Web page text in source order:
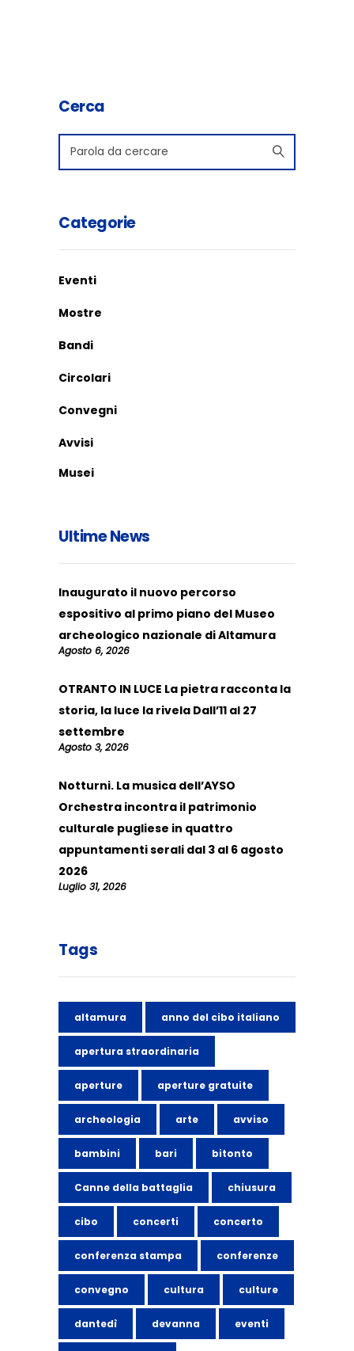
Cerca
Search
for:
Categorie
Eventi
Mostre
Bandi
Circolari
Convegni
Avvisi
Musei
Ultime News
Inaugurato il nuovo percorso
espositivo al primo piano del Museo
archeologico nazionale di Altamura
Agosto 6, 2026
OTRANTO IN LUCE La pietra racconta la
storia, la luce la rivela Dall’11 al 27
settembre
Agosto 3, 2026
Notturni. La musica dell’AYSO
Orchestra incontra il patrimonio
culturale pugliese in quattro
appuntamenti serali dal 3 al 6 agosto
2026
Luglio 31, 2026
Tags
altamura anno del cibo italiano
apertura straordinaria
aperture aperture gratuite
archeologia arte avviso
bambini bari bitonto
Canne della battaglia chiusura
cibo concerti concerto
conferenza stampa conferenze
convegno cultura culture
dantedì devanna eventi